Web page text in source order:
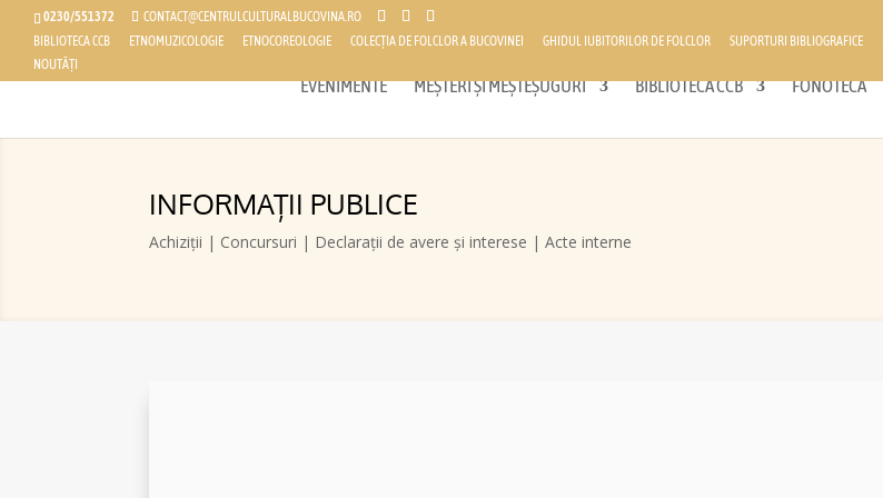
0230/551372
CONTACT@CENTRULCULTURALBUCOVINA.RO
BIBLIOTECA CCB
ETNOMUZICOLOGIE ETNOCOREOLOGIE COLECȚIA DE FOLCLOR A BUCOVINEI GHIDUL IUBITORILOR DE FOLCLOR SUPORTURI BIBLIOGRAFICE
NOUTĂȚI
EVENIMENTE MEȘTERI ȘI MEȘTEȘUGURI BIBLIOTECA CCB FONOTECĂ
INFORMAȚII PUBLICE
Achiziții | Concursuri | Declarații de avere și interese | Acte interne